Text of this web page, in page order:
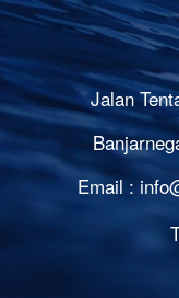
Jalan
Email :